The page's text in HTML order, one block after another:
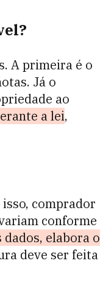
A primeira é o
Já o
ao
a lei,
comprador
conforme
elabora o
deve ser feita